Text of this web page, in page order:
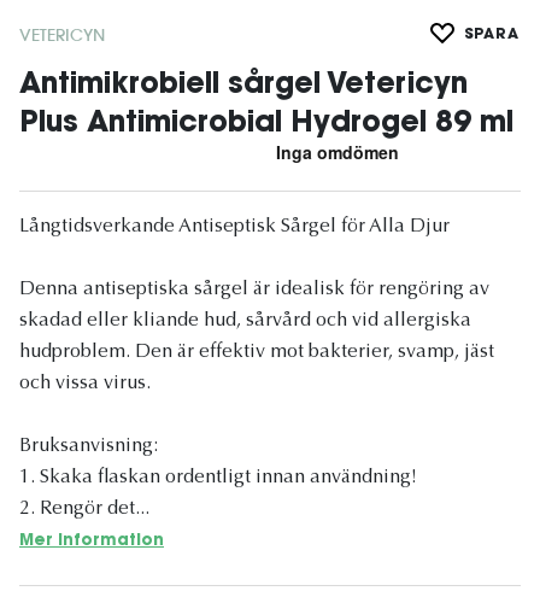
VETERICYN SPARA
Antimikrobiell sårgel Vetericyn
Plus Antimicrobial Hydrogel 89 ml
Långtidsverkande Antiseptisk Sårgel för Alla Djur
Denna antiseptiska sårgel är idealisk för rengöring av
skadad eller kliande hud, sårvård och vid allergiska
hudproblem. Den är effektiv mot bakterier, svamp, jäst
och vissa virus.
Bruksanvisning:
1. Skaka flaskan ordentligt innan användning!
2. Rengör det...
Mer information